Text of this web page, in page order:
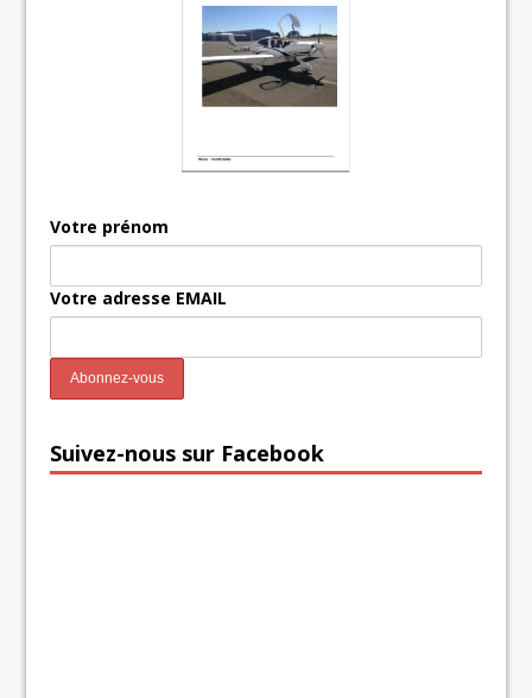
Votre prénom
Votre adresse EMAIL
Suivez-nous sur Facebook